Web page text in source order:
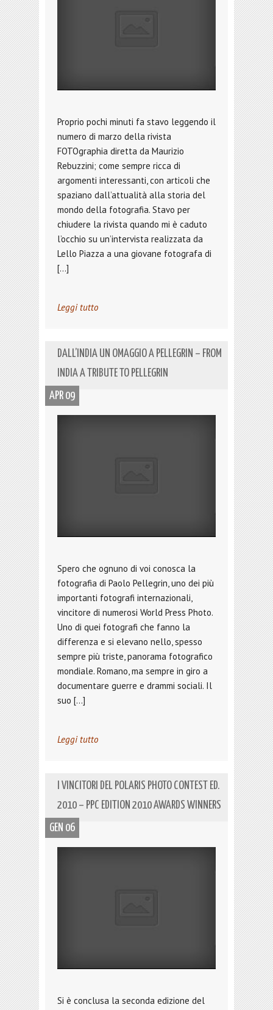
Proprio pochi minuti fa stavo leggendo il
numero di marzo della rivista
FOTOgraphia diretta da Maurizio
Rebuzzini; come sempre ricca di
argomenti interessanti, con articoli che
spaziano dall’attualità alla storia del
mondo della fotografia. Stavo per
chiudere la rivista quando mi è caduto
l’occhio su un’intervista realizzata da
Lello Piazza a una giovane fotografa di
[…]
Leggi tutto
DALL’INDIA UN OMAGGIO A PELLEGRIN – FROM
INDIA A TRIBUTE TO PELLEGRIN
APR 09
Spero che ognuno di voi conosca la
fotografia di Paolo Pellegrin, uno dei più
importanti fotografi internazionali,
vincitore di numerosi World Press Photo.
Uno di quei fotografi che fanno la
differenza e si elevano nello, spesso
sempre più triste, panorama fotografico
mondiale. Romano, ma sempre in giro a
documentare guerre e drammi sociali. Il
suo […]
Leggi tutto
I VINCITORI DEL POLARIS PHOTO CONTEST ED.
2010 – PPC EDITION 2010 AWARDS WINNERS
GEN 06
Si è conclusa la seconda edizione del